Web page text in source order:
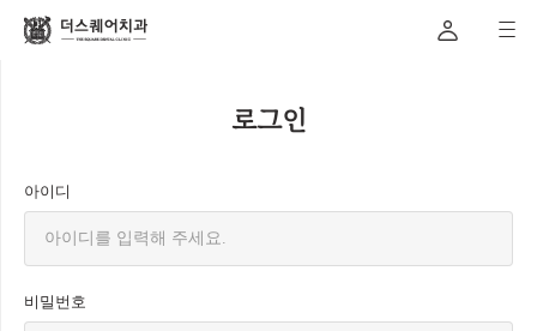
로그인
아이디
비밀번호